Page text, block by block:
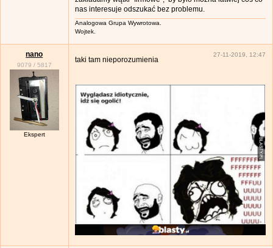
nas interesuje odszukać bez problemu.
Analogowa Grupa Wywrotowa.
Wojtek.
nano
9079 / 5817
Ekspert
27-11-2019, 12:47
taki tam nieporozumienia